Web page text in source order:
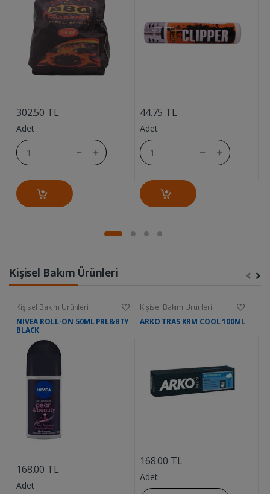
302.50 TL
Adet
44.75 TL
Adet
Kişisel Bakım Ürünleri
Kişisel Bakım Ürünleri
NIVEA ROLL-ON 50ML PRL&BTY
BLACK
168.00 TL
Adet
Kişisel Bakım Ürünleri
ARKO TRAS KRM COOL 100ML
168.00 TL
Adet